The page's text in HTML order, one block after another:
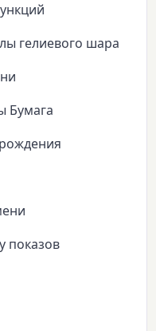
гелиевого шара
Бумага
показов